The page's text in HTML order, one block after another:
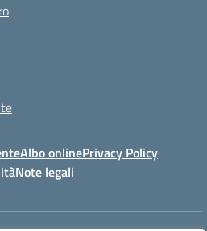
Albo onlinePrivacy Policy
Note legali